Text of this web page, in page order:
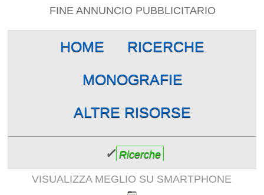
FINE ANNUNCIO PUBBLICITARIO
HOME RICERCHE
MONOGRAFIE
ALTRE RISORSE
✓ Ricerche
VISUALIZZA MEGLIO SU SMARTPHONE